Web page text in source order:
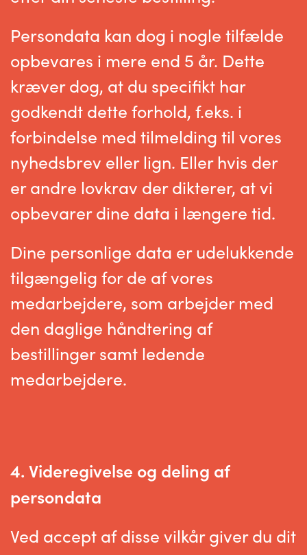
Persondata kan dog i nogle tilfælde
opbevares i mere end 5 år. Dette
kræver dog, at du specifikt har
godkendt dette forhold, f.eks. i
forbindelse med tilmelding til vores
nyhedsbrev eller lign. Eller hvis der
er andre lovkrav der dikterer, at vi
opbevarer dine data i længere tid.
Dine personlige data er udelukkende
tilgængelig for de af vores
medarbejdere, som arbejder med
den daglige håndtering af
bestillinger samt ledende
medarbejdere.
4. Videregivelse og deling af
persondata
Ved accept af disse vilkår giver du dit